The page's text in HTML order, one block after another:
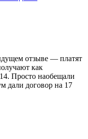
отзыве — платят
как
Просто наобещали
дали договор на 17